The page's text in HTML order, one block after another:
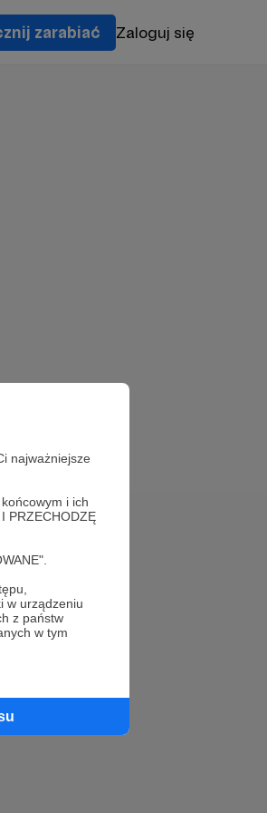
najważniejsze
i ich
PRZECHODZĘ
w urządzeniu
z państw
w tym
zarabiać Zaloguj się
Patronite